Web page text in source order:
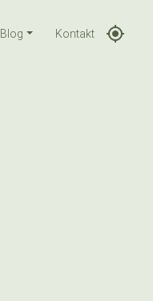
Blog Kontakt gps_fixed